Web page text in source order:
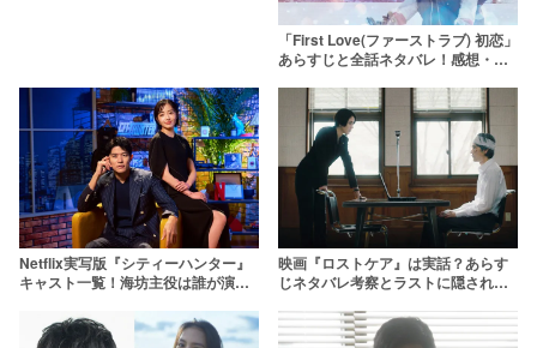
「First Love(ファーストラブ) 初恋」
あらすじと全話ネタバレ！感想・評
Netflix実写版『シティーハンター』
キャスト一覧！海坊主役は誰が演じ
映画『ロストケア』は実話？あらす
じネタバレ考察とラストに隠された